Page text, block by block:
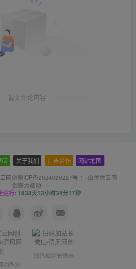
网创赣ICP备2024020227号-1· 由优优云网
创强力驱动.
运行: 1638天13小时34分18秒
创系统
扫码加站长微信